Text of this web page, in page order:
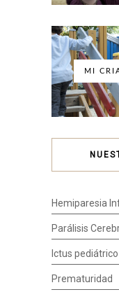
MI
Hemiparesia
Parálisis
Ictus pediátrico
Prematuridad